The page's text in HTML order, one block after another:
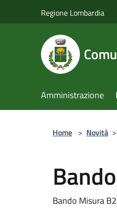
Regione Lombardia
Amministrazione
Home > Novità >
Bando Misura B2